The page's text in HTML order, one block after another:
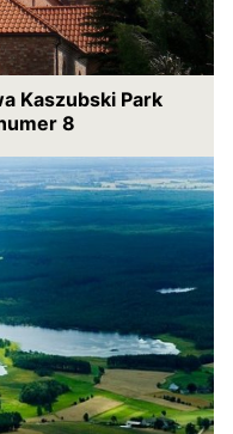
Kaszubski Park
8